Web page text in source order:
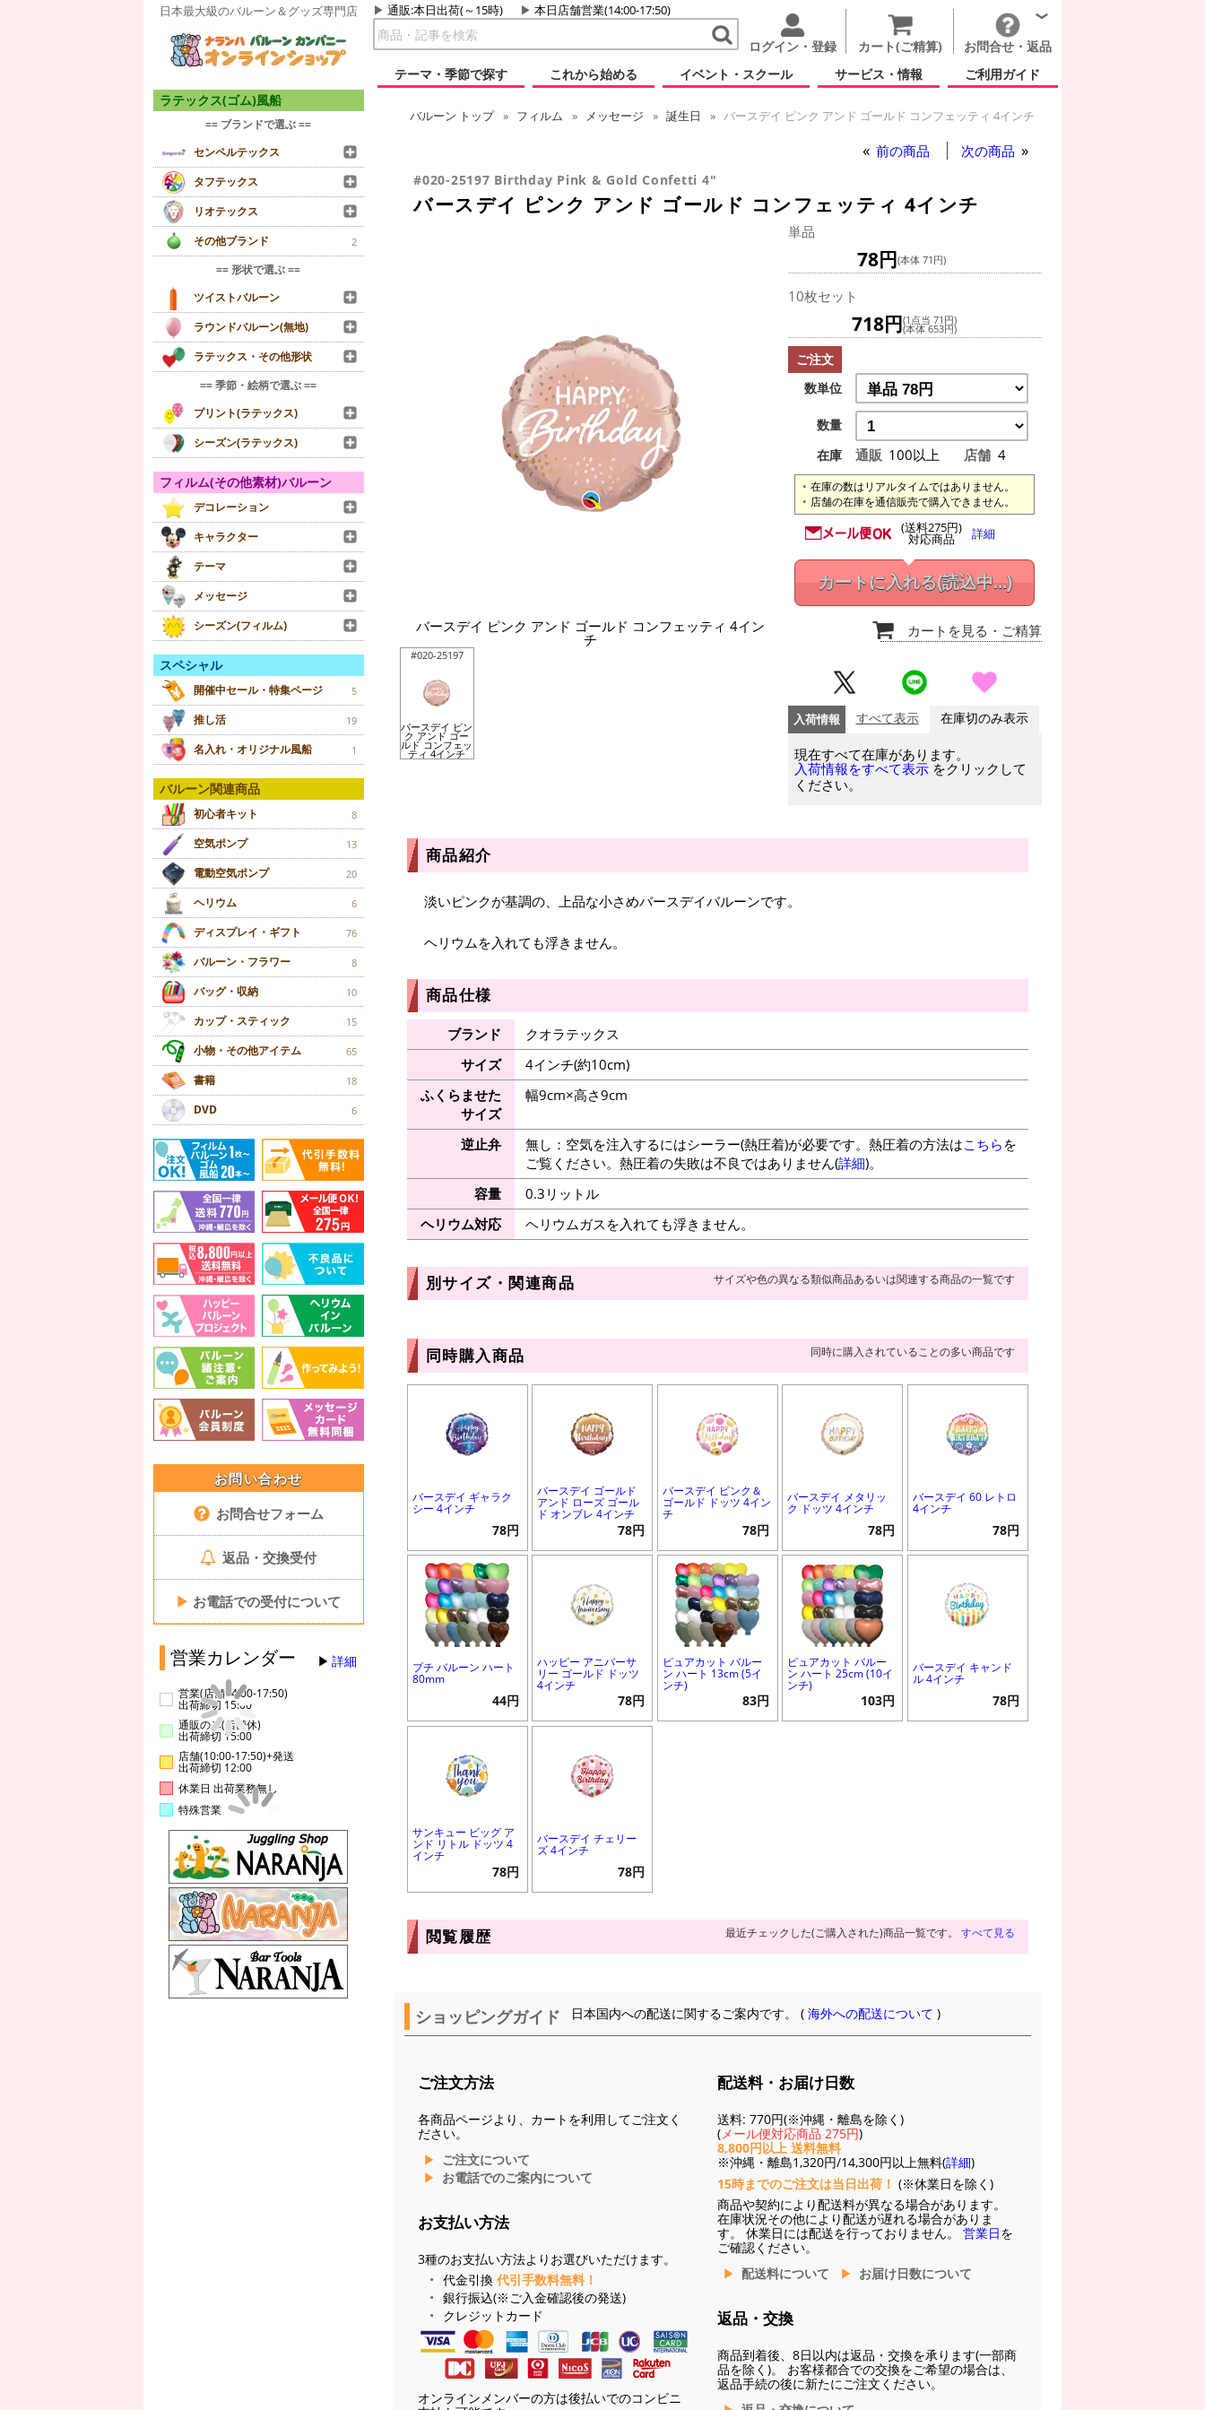
日本最大級のバルーン＆グッズ専門店 通販:本日出荷(～15時) 本日店舗営業(14:00-17:50)
ログイン・登録 カート(ご精算)
お問合せ・返品
テーマ・季節で探す
これから始める イベント・スクール サービス・情報 ご利用ガイド
ラテックス(ゴム)風船
== ブランドで選ぶ ==
センペルテックス
タフテックス
リオテックス
その他ブランド
2
== 形状で選ぶ ==
ツイストバルーン
ラウンドバルーン(無地)
ラテックス・その他形状
== 季節・絵柄で選ぶ ==
プリント(ラテックス)
シーズン(ラテックス)
フィルム(その他素材)バルーン
デコレーション
キャラクター
テーマ
メッセージ
シーズン(フィルム)
スペシャル
開催中セール・特集ページ 5
推し活 19
名入れ・オリジナル風船 1
バルーン関連商品
初心者キット 8
空気ポンプ 13
電動空気ポンプ 20
ヘリウム 6
ディスプレイ・ギフト 76
バルーン・フラワー 8
バッグ・収納 10
カップ・スティック 15
小物・その他アイテム 65
書籍 18
DVD 6
お問い合わせ
お問合せフォーム
返品・交換受付
▶ お電話での受付について
営業カレンダー 詳細
営業(店舗14:00-17:50)
出荷締切 15:00
通販のみ(店舗休)
出荷締切 15:00
店舗(10:00-17:50)+発送
出荷締切 12:00
休業日 出荷業務無し
特殊営業
バルーン トップ フィルム メッセージ 誕生日 バースデイ ピンク アンド ゴールド コンフェッティ 4インチ
前の商品 次の商品
#020-25197 Birthday Pink & Gold Confetti 4"
バースデイ ピンク アンド ゴールド コンフェッティ 4インチ
バースデイ ピンク アンド ゴールド コンフェッティ 4イン
チ
#020-25197
バースデイ ピン
ク アンド ゴー
ルド コンフェッ
ティ 4インチ
単品
78円(本体 71円)
10枚セット
718円(1点当 71円)
(本体 653円)
ご注文
数単位
数量
在庫
通販 100以上 店舗 4
在庫の数はリアルタイムではありません。
店舗の在庫を通信販売で購入できません。
(送料275円)
対応商品 詳細
カートに入れる(読込中...)
カートを見る ・ご精算
入荷情報 すべて表示 在庫切のみ表示
現在すべて在庫があります。
入荷情報をすべて表示 をクリックして
ください。
商品紹介
淡いピンクが基調の、上品な小さめバースデイバルーンです。
ヘリウムを入れても浮きません。
商品仕様
ブランド
クオラテックス
サイズ
4インチ(約10cm)
ふくらませた
サイズ
幅9cm×高さ9cm
逆止弁 無し：空気を注入するにはシーラー(熱圧着)が必要です。熱圧着の方法はこちら を
ご覧ください。熱圧着の失敗は不良ではありません(詳細)。
容量
0.3リットル
ヘリウム対応
ヘリウムガスを入れても浮きません。
別サイズ・関連商品 サイズや色の異なる類似商品あるいは関連する商品の一覧です
同時購入商品 同時に購入されていることの多い商品です
バースデイ ギャラク
シー 4インチ
78円
バースデイ ゴールド
アンド ローズ ゴール
ド オンブレ 4インチ
78円
バースデイ ピンク＆
ゴールド ドッツ 4イン
チ
78円
バースデイ メタリッ
ク ドッツ 4インチ
78円
バースデイ 60 レトロ
4インチ
78円
プチ バルーン ハート
80mm
44円
ハッピー アニバーサ
リー ゴールド ドッツ
4インチ
78円
ピュアカット バルー
ン ハート 13cm (5イ
ンチ)
83円
ピュアカット バルー
ン ハート 25cm (10イ
ンチ)
103円
バースデイ キャンド
ル 4インチ
78円
サンキュー ビッグ ア
ンド リトル ドッツ 4
インチ
78円
バースデイ チェリー
ズ 4インチ
78円
閲覧履歴 最近チェックした(ご購入された)商品一覧です。 すべて見る
ショッピングガイド 日本国内への配送に関するご案内です。 (海外への配送について )
ご注文方法
各商品ページより、カートを利用してご注文く
ださい。
ご注文について
お電話でのご案内について
お支払い方法
3種のお支払い方法よりお選びいただけます。
代金引換 代引手数料無料！
銀行振込(※ご入金確認後の発送)
クレジットカード
オンラインメンバーの方は後払いでのコンビニ
配送料・お届け日数
送料: 770円(※沖縄・離島を除く)
(メール便対応商品 275円)
8,800円以上 送料無料
※沖縄・離島1,320円/14,300円以上無料(詳細)
15時までのご注文は当日出荷！ (※休業日を除く)
商品や契約により配送料が異なる場合があります。
在庫状況その他により配送が遅れる場合がありま
す。 休業日には配送を行っておりません。 営業日を
ご確認ください。
配送料について
お届け日数について
返品・交換
商品到着後、8日以内は返品・交換を承ります(一部商
品を除く)。 お客様都合での交換をご希望の場合は、
返品手続の後に新たにご注文ください。